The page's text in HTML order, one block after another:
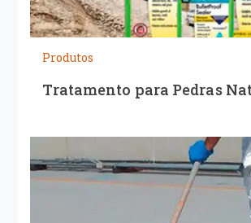
Produtos
Tratamento para Pedras